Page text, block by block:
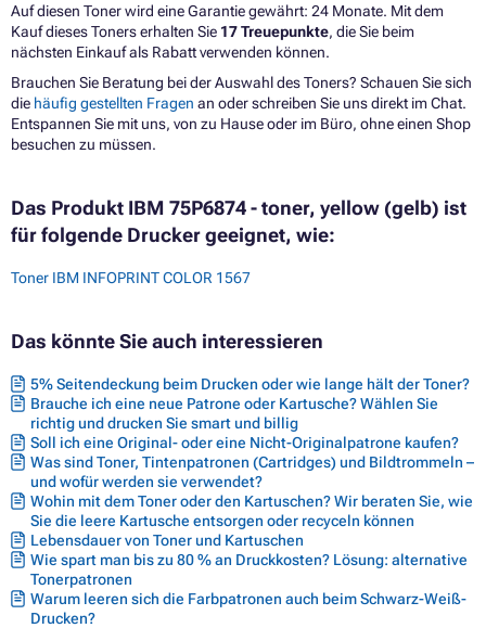
Auf diesen Toner wird eine Garantie gewährt: 24 Monate. Mit dem
Kauf dieses Toners erhalten Sie 17 Treuepunkte, die Sie beim
nächsten Einkauf als Rabatt verwenden können.
Brauchen Sie Beratung bei der Auswahl des Toners? Schauen Sie sich
die häufig gestellten Fragen an oder schreiben Sie uns direkt im Chat.
Entspannen Sie mit uns, von zu Hause oder im Büro, ohne einen Shop
besuchen zu müssen.
Das Produkt IBM 75P6874 - toner, yellow (gelb) ist
für folgende Drucker geeignet, wie:
Toner IBM INFOPRINT COLOR 1567
Das könnte Sie auch interessieren
5% Seitendeckung beim Drucken oder wie lange hält der Toner?
Brauche ich eine neue Patrone oder Kartusche? Wählen Sie
richtig und drucken Sie smart und billig
Soll ich eine Original- oder eine Nicht-Originalpatrone kaufen?
Was sind Toner, Tintenpatronen (Cartridges) und Bildtrommeln –
und wofür werden sie verwendet?
Wohin mit dem Toner oder den Kartuschen? Wir beraten Sie, wie
Sie die leere Kartusche entsorgen oder recyceln können
Lebensdauer von Toner und Kartuschen
Wie spart man bis zu 80 % an Druckkosten? Lösung: alternative
Tonerpatronen
Warum leeren sich die Farbpatronen auch beim Schwarz-Weiß-
Drucken?